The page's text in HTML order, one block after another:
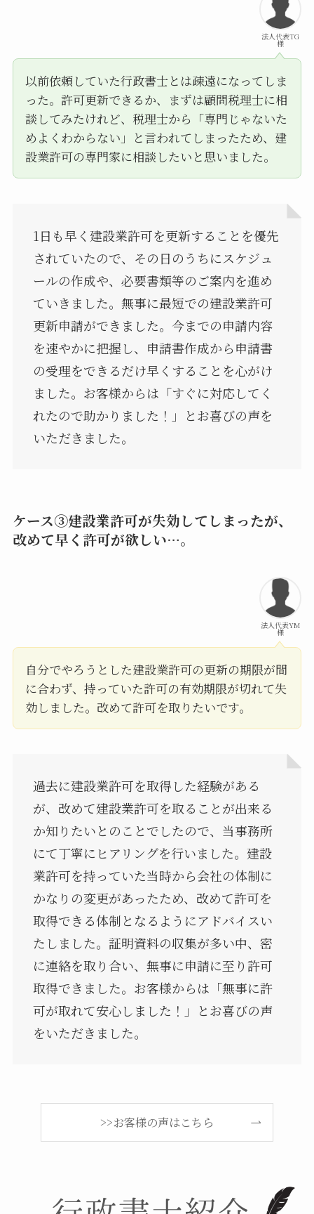
法人代表TG
様
以前依頼していた行政書士とは疎遠になってしま
った。許可更新できるか、まずは顧問税理士に相
談してみたけれど、税理士から「専門じゃないた
めよくわからない」と言われてしまったため、建
設業許可の専門家に相談したいと思いました。
1日も早く建設業許可を更新することを優先
されていたので、その日のうちにスケジュ
ールの作成や、必要書類等のご案内を進め
ていきました。無事に最短での建設業許可
更新申請ができました。今までの申請内容
を速やかに把握し、申請書作成から申請書
の受理をできるだけ早くすることを心がけ
ました。お客様からは「すぐに対応してく
れたので助かりました！」とお喜びの声を
いただきました。
ケース③建設業許可が失効してしまったが、
改めて早く許可が欲しい…。
法人代表YM
様
自分でやろうとした建設業許可の更新の期限が間
に合わず、持っていた許可の有効期限が切れて失
効しました。改めて許可を取りたいです。
過去に建設業許可を取得した経験がある
が、改めて建設業許可を取ることが出来る
か知りたいとのことでしたので、当事務所
にて丁寧にヒアリングを行いました。建設
業許可を持っていた当時から会社の体制に
かなりの変更があったため、改めて許可を
取得できる体制となるようにアドバイスい
たしました。証明資料の収集が多い中、密
に連絡を取り合い、無事に申請に至り許可
取得できました。お客様からは「無事に許
可が取れて安心しました！」とお喜びの声
をいただきました。
>>お客様の声はこちら